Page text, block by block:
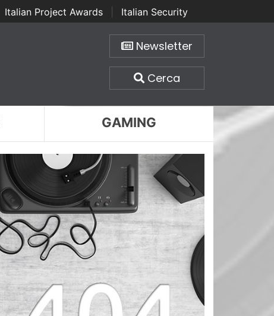
Italian Project Awards
Italian Security
Newsletter
Cerca
GAMING